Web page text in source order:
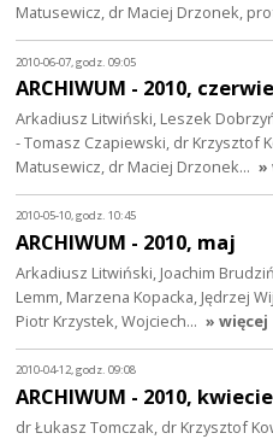
Matusewicz, dr Maciej Drzonek,
2010-06-07, godz. 09:05
ARCHIWUM - 2010,
Arkadiusz Litwiński, Leszek
- Tomasz Czapiewski, dr Krzysztof
Matusewicz, dr Maciej Drzonek… »
2010-05-10, godz. 10:45
ARCHIWUM - 2010, maj
Arkadiusz Litwiński, Joachim
Lemm, Marzena Kopacka, Jędrzej
Piotr Krzystek, Wojciech… » więcej
2010-04-12, godz. 09:08
ARCHIWUM - 2010,
dr Łukasz Tomczak, dr Krzysztof